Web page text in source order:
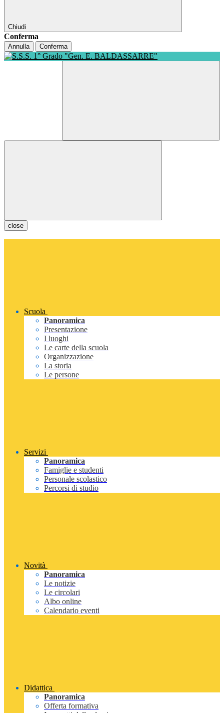
Chiudi
Conferma
Annulla Conferma
close
Scuola
Panoramica
Presentazione
I luoghi
Le carte della scuola
Organizzazione
La storia
Le persone
Servizi
Panoramica
Famiglie e studenti
Personale scolastico
Percorsi di studio
Novità
Panoramica
Le notizie
Le circolari
Albo online
Calendario eventi
Didattica
Panoramica
Offerta formativa